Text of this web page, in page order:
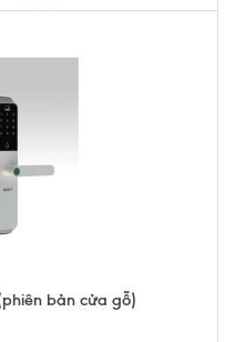
bản cửa gỗ)